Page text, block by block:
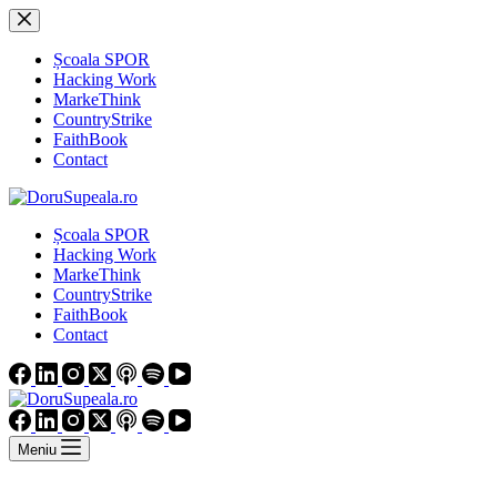
Sari
la
conținutȘcoala SPOR
Hacking Work
MarkeThink
CountryStrike
FaithBook
Contact
Școala SPOR
Hacking Work
MarkeThink
CountryStrike
FaithBook
Contact
Meniu